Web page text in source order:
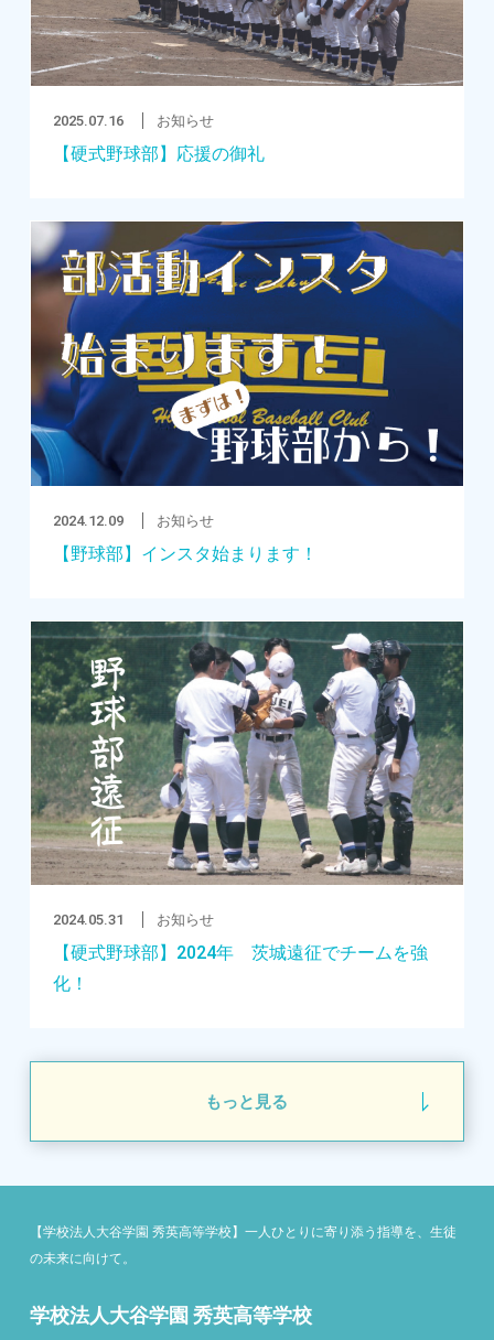
2025.07.16 お知らせ
【硬式野球部】応援の御礼
2024.12.09 お知らせ
【野球部】インスタ始まります！
2024.05.31 お知らせ
【硬式野球部】2024年 茨城遠征でチームを強
化！
もっと見る
【学校法人大谷学園 秀英高等学校】一人ひとりに寄り添う指導を、生徒
の未来に向けて。
学校法人大谷学園 秀英高等学校